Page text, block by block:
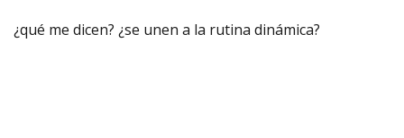
¿qué me dicen? ¿se unen a la rutina dinámica?